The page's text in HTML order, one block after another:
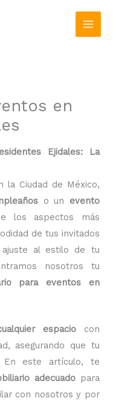
en
Ejidales: La
la Ciudad de México,
o un evento
los aspectos más
de tus invitados
al estilo de tu
nosotros tu
para eventos en
espaciocon
asegurando que tu
En este artículo, te
adecuadopara
con nosotros y por